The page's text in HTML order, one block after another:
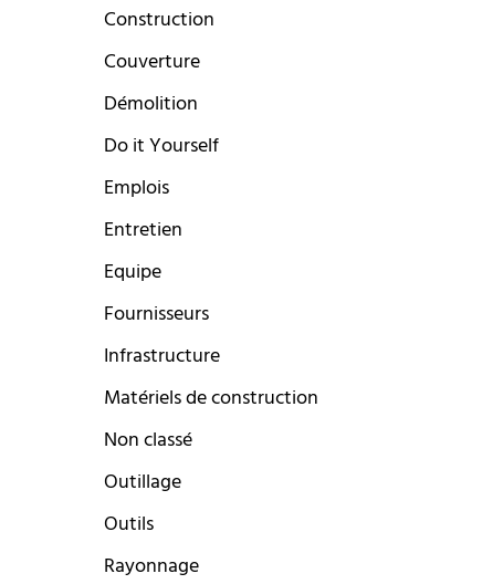
Construction
Couverture
Démolition
Do it Yourself
Emplois
Entretien
Equipe
Fournisseurs
Infrastructure
Matériels de construction
Non classé
Outillage
Outils
Rayonnage